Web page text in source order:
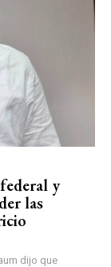
y
las
dijo que